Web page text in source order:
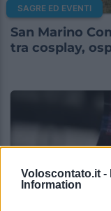
Voloscontato.it -
Information
SAGRE ED EVENTI
San Marino
tra cosplay,